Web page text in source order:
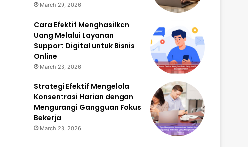
March 29, 2026
Cara Efektif Menghasilkan
Uang Melalui Layanan
Support Digital untuk Bisnis
Online
March 23, 2026
Strategi Efektif Mengelola
Konsentrasi Harian dengan
Mengurangi Gangguan Fokus
Bekerja
March 23, 2026